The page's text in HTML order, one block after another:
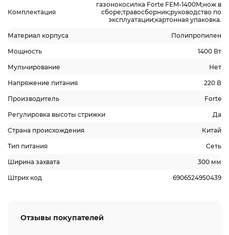
Комплектация
газонокосилка Forte FEM-1400M;нож в
сборе;травосборник;руководство по
эксплуатации;картонная упаковка.
Материал корпуса Полипропилен
Мощность 1400 Вт
Мульчирование Нет
Напряжение питания 220 В
Производитель Forte
Регулировка высоты стрижки Да
Страна происхождения Китай
Тип питания Сеть
Ширина захвата 300 мм
Штрих код 6906524950439
Отзывы покупателей